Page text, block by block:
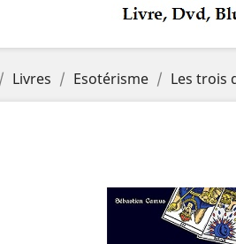
Livres Esotérisme Les trois